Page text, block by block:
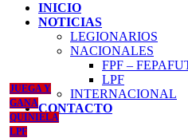
INICIO
NOTICIAS
LEGIONARIOS
NACIONALES
FPF –
LPF
INTERNACIONAL
CONTACTO
JUEGA Y
GANA
QUINIELA
LPF